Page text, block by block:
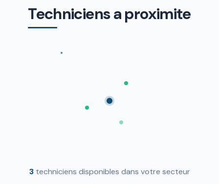
Techniciens a proximite
3techniciens disponibles dans votre secteur